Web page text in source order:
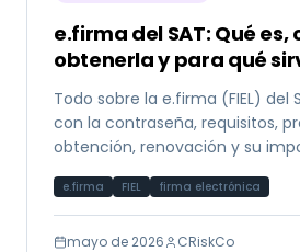
e.firma del SAT: Qué es,
obtenerla y para qué
Todo sobre la e.firma (FIEL) del
con la contraseña, requisitos,
obtención, renovación y su
e.firma FIEL firma electrónica
mayo de 2026 CRiskCo